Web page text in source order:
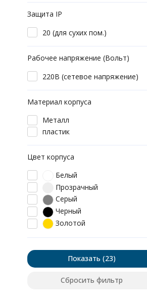
Защита IP
20 (для сухих пом.)
Рабочее напряжение (Вольт)
220В (сетевое напряжение)
Материал корпуса
Металл
пластик
Цвет корпуса
Белый
Прозрачный
Серый
Черный
Золотой
Показать
Сбросить фильтр